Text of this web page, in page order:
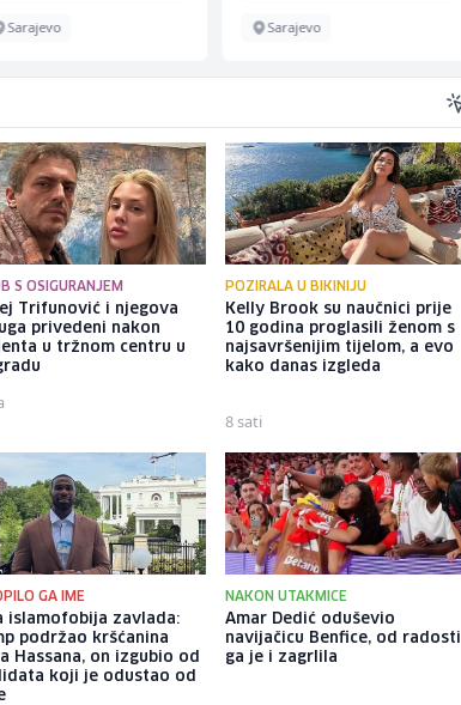
Sarajevo Sarajevo
S OSIGURANJEM
Trifunović i njegova
privedeni nakon
u tržnom centru u
POZIRALA U BIKINIJU
Kelly Brook su naučnici prije
10 godina proglasili ženom s
najsavršenijim tijelom, a evo
kako danas izgleda
8 sati
GA IME
islamofobija zavlada:
podržao kršćanina
Hassana, on izgubio od
koji je odustao od
NAKON UTAKMICE
Amar Dedić oduševio
navijačicu Benfice, od radosti
ga je i zagrlila